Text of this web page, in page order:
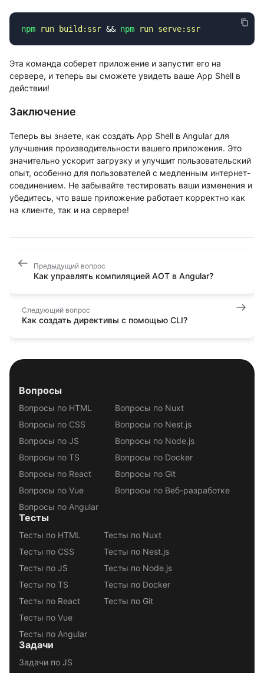
npm run build:ssr && npm run
Эта команда соберет приложение и запустит его на
сервере, и теперь вы сможете увидеть ваше App Shell в
действии!
Заключение
Теперь вы знаете, как создать App Shell в Angular для
улучшения производительности вашего приложения. Это
значительно ускорит загрузку и улучшит пользовательский
опыт, особенно для пользователей с медленным интернет-
соединением. Не забывайте тестировать ваши изменения и
убедитесь, что ваше приложение работает корректно как
на клиенте, так и на сервере!
Предыдущий вопрос
Как управлять компиляцией AOT в Angular?
Следующий вопрос
Как создать директивы с помощью CLI?
Вопросы
Вопросы по HTML
Вопросы по CSS
Вопросы по JS
Вопросы по TS
Вопросы по React
Вопросы по Vue
Вопросы по Angular
Вопросы по Nuxt
Вопросы по Nest.js
Вопросы по Node.js
Вопросы по Docker
Вопросы по Git
Вопросы по Веб-разработке
Тесты
Тесты по HTML
Тесты по CSS
Тесты по JS
Тесты по TS
Тесты по React
Тесты по Vue
Тесты по Angular
Тесты по Nuxt
Тесты по Nest.js
Тесты по Node.js
Тесты по Docker
Тесты по Git
Задачи
Задачи по JS